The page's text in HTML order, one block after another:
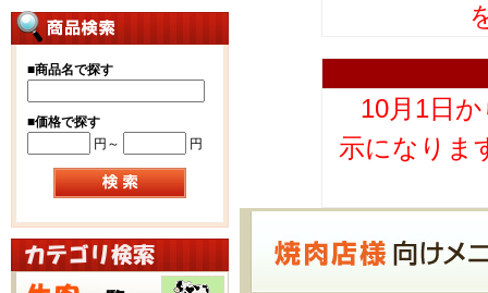
■商品名で探す
■価格で探す
円～
円
10月1日
示になりま